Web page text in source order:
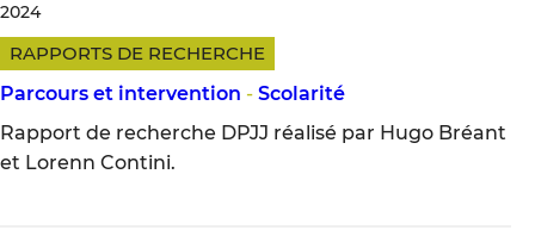
2024
RAPPORTS DE RECHERCHE
Parcours et intervention - Scolarité
Rapport de recherche DPJJ réalisé par Hugo Bréant
et Lorenn Contini.